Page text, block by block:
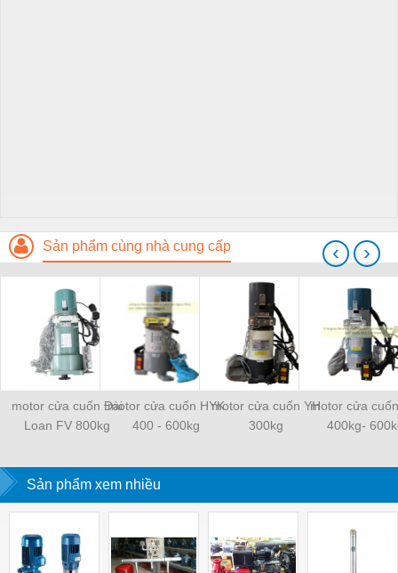
Sản phẩm cùng nhà cung cấp
motor cửa cuốn Đài
Loan FV 800kg
motor cửa cuốn HYK
400 - 600kg
motor cửa cuốn YH
300kg
motor cửa
400kg-
‹ ›
Sản phẩm xem nhiều